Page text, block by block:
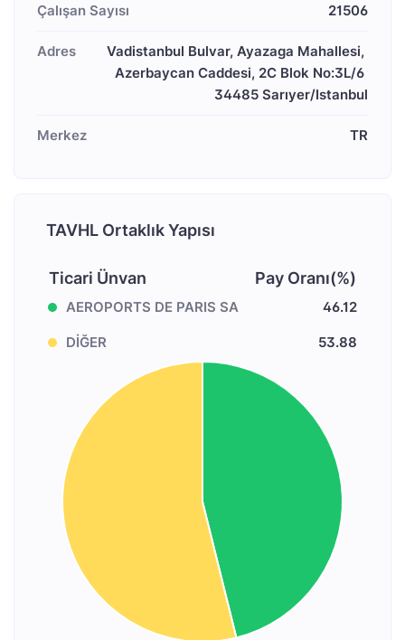
Çalışan Sayısı 21506
Adres
Vadistanbul Bulvar, Ayazaga Mahallesi,
Azerbaycan Caddesi, 2C Blok No:3L/6
Merkez TR
TAVHL Ortaklık Yapısı
Ticari Ünvan Pay Oranı(%)
AEROPORTS DE PARIS SA 46.12
DİĞER 53.88